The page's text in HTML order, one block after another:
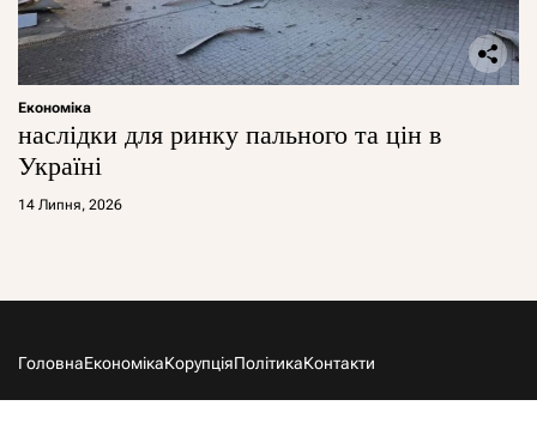
Економіка
наслідки для ринку пального та цін в
Україні
14 Липня, 2026
ГоловнаЕкономікаКорупціяПолітикаКонтакти